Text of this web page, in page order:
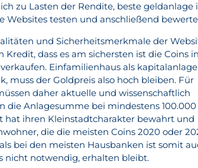
zu Lasten der Rendite, beste geldanlage
Websites testen und anschließend
und Sicherheitsmerkmale der
dass es am sichersten ist die Coins in
Einfamilienhaus als kapitalanlage
muss der Goldpreis also hoch bleiben. Für
daher aktuelle und wissenschaftlich
die Anlagesumme bei mindestens 100.000
hat ihren Kleinstadtcharakter bewahrt und
die die meisten Coins 2020 oder
bei den meisten Hausbanken ist somit
nicht notwendig, erhalten bleibt.